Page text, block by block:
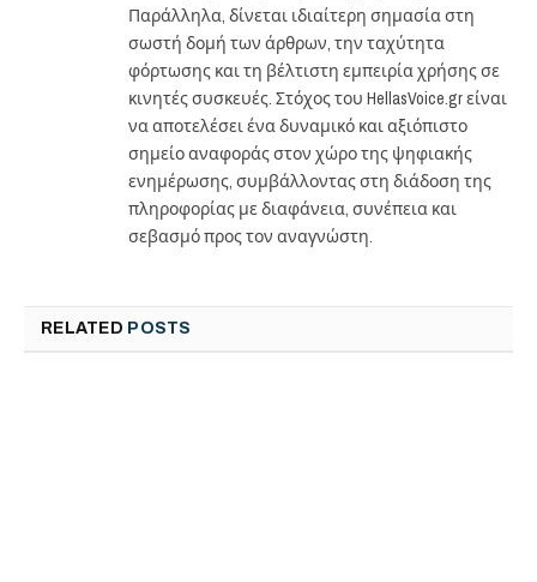
Παράλληλα, δίνεται ιδιαίτερη σημασία στη
σωστή δομή των άρθρων, την ταχύτητα
φόρτωσης και τη βέλτιστη εμπειρία χρήσης σε
κινητές συσκευές. Στόχος του HellasVoice.gr είναι
να αποτελέσει ένα δυναμικό και αξιόπιστο
σημείο αναφοράς στον χώρο της ψηφιακής
ενημέρωσης, συμβάλλοντας στη διάδοση της
πληροφορίας με διαφάνεια, συνέπεια και
σεβασμό προς τον αναγνώστη.
RELATED POSTS